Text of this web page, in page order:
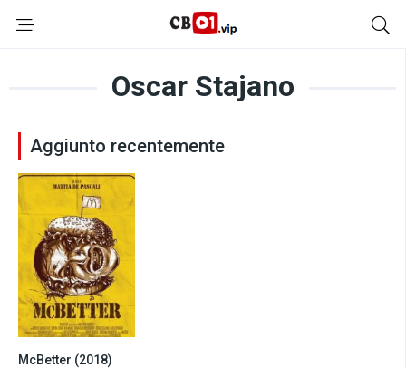
Oscar Stajano
Aggiunto recentemente
McBetter (2018)